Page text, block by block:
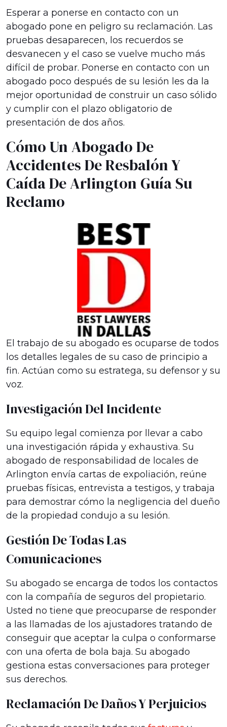
Esperar a ponerse en contacto con un
abogado pone en peligro su reclamación. Las
pruebas desaparecen, los recuerdos se
desvanecen y el caso se vuelve mucho más
difícil de probar. Ponerse en contacto con un
abogado poco después de su lesión les da la
mejor oportunidad de construir un caso sólido
y cumplir con el plazo obligatorio de
presentación de dos años.
Cómo Un Abogado De
Accidentes De Resbalón Y
Caída De Arlington Guía Su
Reclamo
El trabajo de su abogado es ocuparse de todos
los detalles legales de su caso de principio a
fin. Actúan como su estratega, su defensor y su
voz.
Investigación Del Incidente
Su equipo legal comienza por llevar a cabo
una investigación rápida y exhaustiva. Su
abogado de responsabilidad de locales de
Arlington envía cartas de expoliación, reúne
pruebas físicas, entrevista a testigos, y trabaja
para demostrar cómo la negligencia del dueño
de la propiedad condujo a su lesión.
Gestión De Todas Las
Comunicaciones
Su abogado se encarga de todos los contactos
con la compañía de seguros del propietario.
Usted no tiene que preocuparse de responder
a las llamadas de los ajustadores tratando de
conseguir que aceptar la culpa o conformarse
con una oferta de bola baja. Su abogado
gestiona estas conversaciones para proteger
sus derechos.
Reclamación De Daños Y Perjuicios